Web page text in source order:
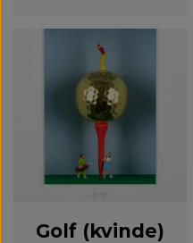
Golf (kvinde)